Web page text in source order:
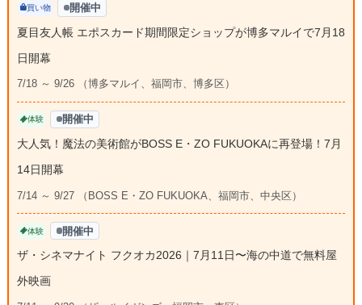
買い物 開催中
夏目友人帳 エポスカード期間限定ショップが博多マルイで7月18
日開幕
7/18 ～ 9/26 （博多マルイ、福岡市、博多区）
体験 開催中
大人気！魔法の美術館がBOSS E・ZO FUKUOKAに再登場！7月
14日開幕
7/14 ～ 9/27 （BOSS E・ZO FUKUOKA、福岡市、中央区）
体験 開催中
ザ・シネマナイト フクオカ2026｜7月11日〜海の中道で無料屋
外映画